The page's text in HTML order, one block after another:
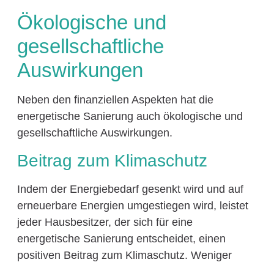
Ökologische und
gesellschaftliche
Auswirkungen
Neben den finanziellen Aspekten hat die
energetische Sanierung auch ökologische und
gesellschaftliche Auswirkungen.
Beitrag zum Klimaschutz
Indem der Energiebedarf gesenkt wird und auf
erneuerbare Energien umgestiegen wird, leistet
jeder Hausbesitzer, der sich für eine
energetische Sanierung entscheidet, einen
positiven Beitrag zum Klimaschutz. Weniger